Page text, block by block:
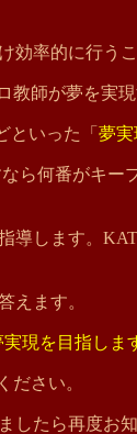
率的に行うこ
教師が夢を実
いった「 夢
何番がキ
します。
えます。
現を目指しま
ださい。
たら再度お知